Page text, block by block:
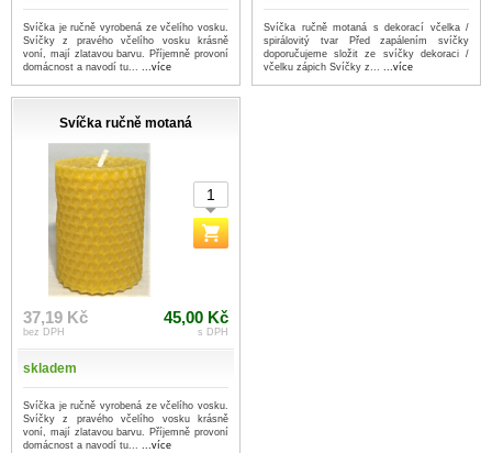
Svíčka je ručně vyrobená ze včelího vosku.
Svíčky z pravého včelího vosku krásně
voní, mají zlatavou barvu. Příjemně provoní
domácnost a navodí tu... ...více
Svíčka ručně motaná s dekorací včelka /
spirálovitý tvar Před zapálením svíčky
doporučujeme složit ze svíčky dekoraci /
včelku zápich Svíčky z... ...více
Svíčka ručně motaná
37,19 Kč
bez DPH
45,00 Kč
s DPH
skladem
Svíčka je ručně vyrobená ze včelího vosku.
Svíčky z pravého včelího vosku krásně
voní, mají zlatavou barvu. Příjemně provoní
domácnost a navodí tu... ...více